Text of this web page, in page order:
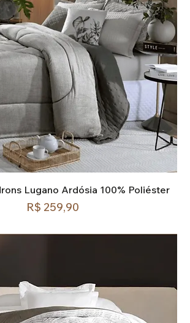
Lugano Ardósia 100% Poliéster
Preço
R$ 259,90